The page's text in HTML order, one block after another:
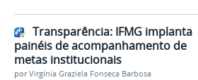
Transparência: IFMG implanta
painéis de acompanhamento de
metas institucionais
porVirgínia Graziela Fonseca Barbosa